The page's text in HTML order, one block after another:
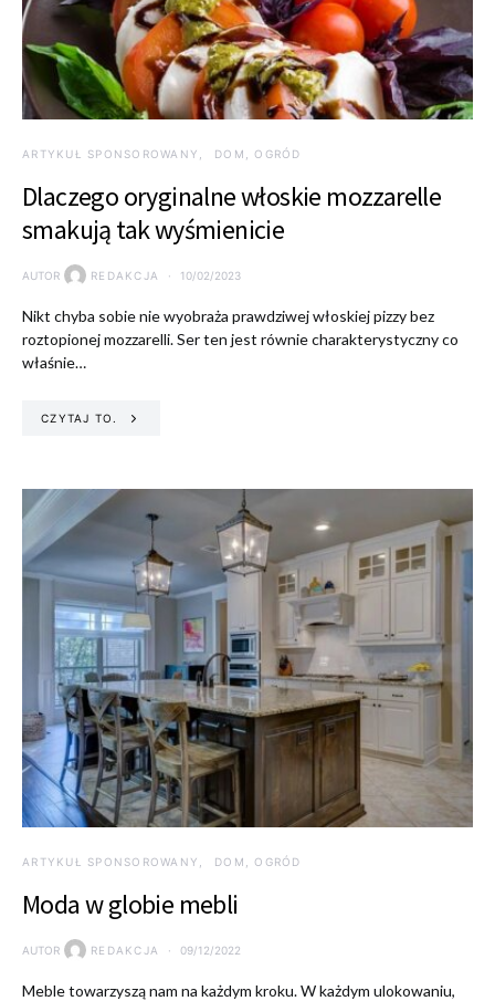
ARTYKUŁ SPONSOROWANY DOM, OGRÓD
Dlaczego oryginalne włoskie mozzarelle
smakują tak wyśmienicie
AUTOR REDAKCJA 10/02/2023
Nikt chyba sobie nie wyobraża prawdziwej włoskiej pizzy bez
roztopionej mozzarelli. Ser ten jest równie charakterystyczny co
właśnie…
CZYTAJ TO.
ARTYKUŁ SPONSOROWANY DOM, OGRÓD
Moda w globie mebli
AUTOR REDAKCJA 09/12/2022
Meble towarzyszą nam na każdym kroku. W każdym ulokowaniu,